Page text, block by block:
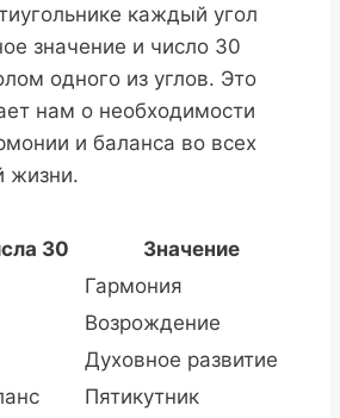
каждый угол
значение и число 30
одного из углов. Это
нам о необходимости
и баланса во всех
жизни.
30
Значение
Гармония
Возрождение
Духовное развитие
Пятикутник